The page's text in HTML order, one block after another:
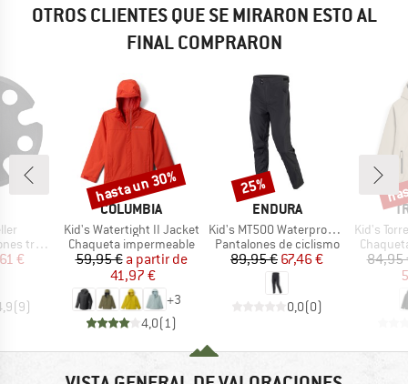
OTROS CLIENTES QUE SE MIRARON ESTO AL
FINAL COMPRARON
reducido
€
(9)
MARCA
COLUMBIA
Artículo
Kid's Watertight II Jacket
Product group
Chaqueta impermeable
Precio
59,95 € Precio reducido
a partir de
41,97 €
+3
4,0(1 )
Descuento
hasta un 30%
MARCA
ENDURA
Artículo
Kid's MT500 Waterproof Trouser
Product group
Pantalones de ciclismo
Precio
89,95 €Precio reducido
67,46 €
0,0(0)
Descuento
25%
Artículo
Kid's
Product
84,95